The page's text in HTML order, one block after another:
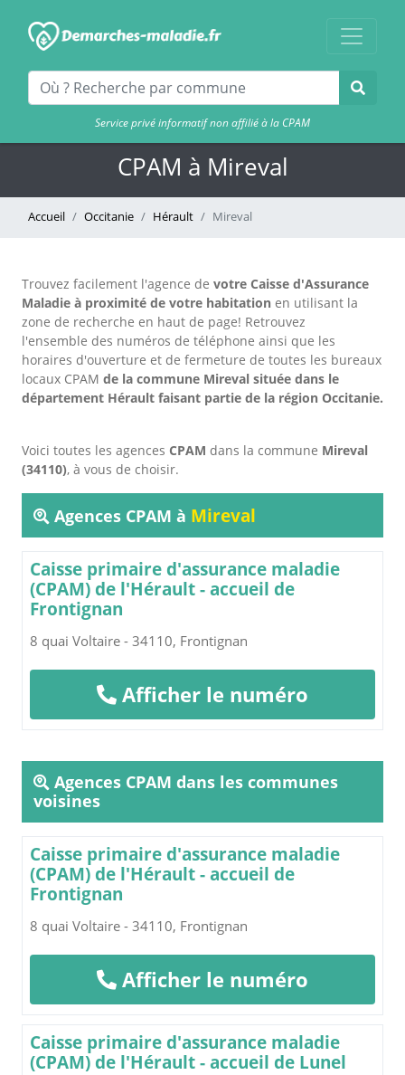
Service privé informatif non affilié à la CPAM
CPAM à Mireval
Accueil Occitanie Hérault Mireval
Trouvez facilement l'agence de votre Caisse d'Assurance
Maladie à proximité de votre habitation en utilisant la
zone de recherche en haut de page! Retrouvez
l'ensemble des numéros de téléphone ainsi que les
horaires d'ouverture et de fermeture de toutes les bureaux
locaux CPAM de la commune Mireval située dans le
département Hérault faisant partie de la région Occitanie.
Voici toutes les agences CPAM dans la commune Mireval
(34110), à vous de choisir.
Agences CPAM à Mireval
Caisse primaire d'assurance maladie
(CPAM) de l'Hérault - accueil de
Frontignan
8 quai Voltaire - 34110, Frontignan
Afficher le numéro
Agences CPAM dans les communes
voisines
Caisse primaire d'assurance maladie
(CPAM) de l'Hérault - accueil de
Frontignan
8 quai Voltaire - 34110, Frontignan
Afficher le numéro
Caisse primaire d'assurance maladie
(CPAM) de l'Hérault - accueil de Lunel